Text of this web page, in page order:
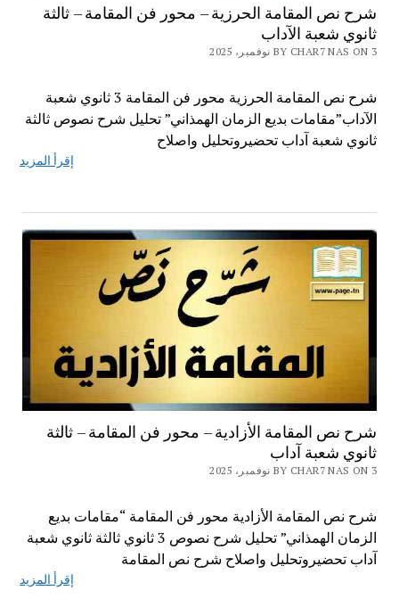
شرح نص المقامة الحرزية – محور فن المقامة – ثالثة
ثانوي شعبة الآداب
BY CHAR7 NAS ON 3 نوفمبر، 2025
شرح نص المقامة الحرزية محور فن المقامة 3 ثانوي شعبة
الآداب”مقامات بديع الزمان الهمذاني” تحليل شرح نصوص ثالثة
ثانوي شعبة آداب تحضيروتحليل واصلاح
إقرأ المزيد
شرح نص المقامة الأزادية – محور فن المقامة – ثالثة
ثانوي شعبة آداب
BY CHAR7 NAS ON 3 نوفمبر، 2025
شرح نص المقامة الأزادية محور فن المقامة “مقامات بديع
الزمان الهمذاني” تحليل شرح نصوص 3 ثانوي ثالثة ثانوي شعبة
آداب تحضيروتحليل واصلاح شرح نص المقامة
إقرأ المزيد